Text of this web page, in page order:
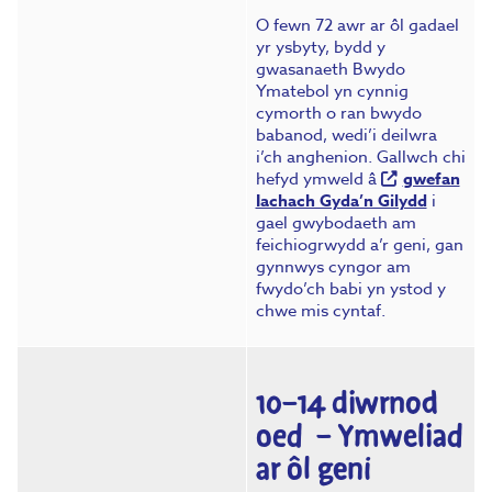
O fewn 72 awr ar ôl gadael
yr ysbyty, bydd y
gwasanaeth Bwydo
Ymatebol yn cynnig
cymorth o ran bwydo
babanod, wedi’i deilwra
i’ch anghenion. Gallwch chi
hefyd ymweld â
gwefan
Iachach Gyda’n Gilyddi
gael gwybodaeth am
feichiogrwydd a’r geni, gan
gynnwys cyngor am
fwydo’ch babi yn ystod y
chwe mis cyntaf.
10–14 diwrnod
oed – Ymweliad
ar ôl geni